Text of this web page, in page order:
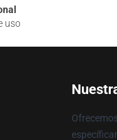
uso